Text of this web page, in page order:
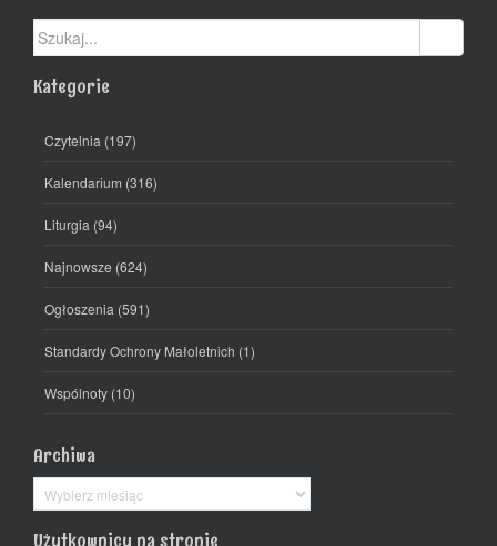
Szukaj:
Kategorie
Czytelnia (197)
Kalendarium (316)
Liturgia (94)
Najnowsze (624)
Ogłoszenia (591)
Standardy Ochrony Małoletnich (1)
Wspólnoty (10)
Archiwa
Użytkownicy na stronie